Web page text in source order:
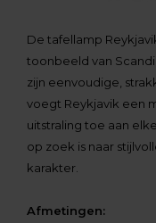
De tafellamp
toonbeeld van
zijn eenvoudige,
voegt Reykjavik een
uitstraling toe aan
op zoek is naar
karakter.
Afmetingen: